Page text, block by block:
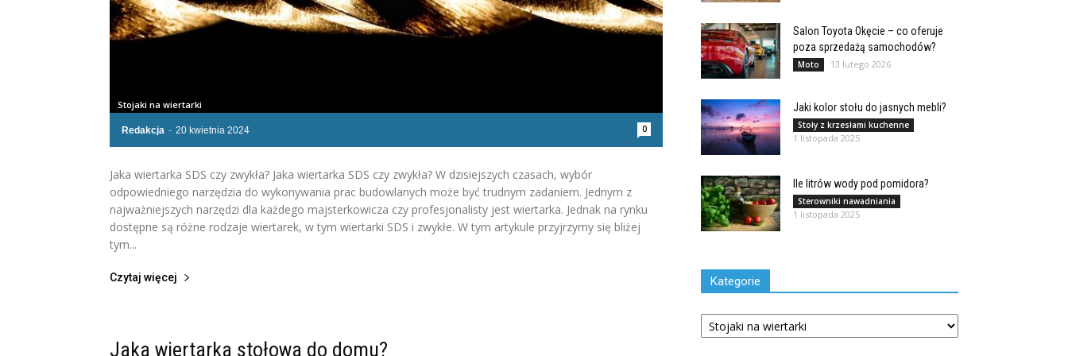
Redakcja - 20 kwietnia 2024 0
Stojaki na wiertarki
Jaka wiertarka SDS czy zwykła? Jaka wiertarka SDS czy zwykła? W dzisiejszych czasach, wybór
odpowiedniego narzędzia do wykonywania prac budowlanych może być trudnym zadaniem. Jednym z
najważniejszych narzędzi dla każdego majsterkowicza czy profesjonalisty jest wiertarka. Jednak na rynku
dostępne są różne rodzaje wiertarek, w tym wiertarki SDS i zwykłe. W tym artykule przyjrzymy się bliżej
tym...
Czytaj więcej
Jaka wiertarka stołowa do domu?
Salon Toyota Okęcie – co oferuje
poza sprzedażą samochodów?
Moto 13 lutego 2026
Jaki kolor stołu do jasnych mebli?
Stoły z krzesłami kuchenne
1 listopada 2025
Ile litrów wody pod pomidora?
Sterowniki nawadniania
1 listopada 2025
Kategorie
Kategorie